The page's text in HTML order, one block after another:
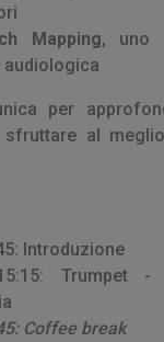
Mapping, uno
per
al
Introduzione
Trumpet -
Coffee break